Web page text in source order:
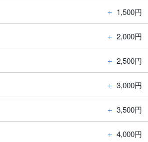
＋ 1,500円
＋ 2,000円
＋ 2,500円
＋ 3,000円
＋ 3,500円
＋ 4,000円